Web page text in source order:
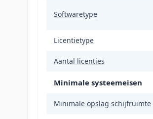
Softwaretype
Licentietype
Aantal licenties
Minimale systeemeisen
Minimale opslag schijfruimte